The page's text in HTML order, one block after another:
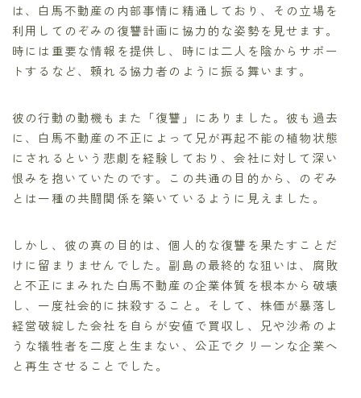
は、白馬不動産の内部事情に精通しており、その立場を
利用してのぞみの復讐計画に協力的な姿勢を見せます。
時には重要な情報を提供し、時には二人を陰からサポー
トするなど、頼れる協力者のように振る舞います。
彼の行動の動機もまた「復讐」にありました。彼も過去
に、白馬不動産の不正によって兄が再起不能の植物状態
にされるという悲劇を経験しており、会社に対して深い
恨みを抱いていたのです。この共通の目的から、のぞみ
とは一種の共闘関係を築いているように見えました。
しかし、彼の真の目的は、個人的な復讐を果たすことだ
けに留まりませんでした。副島の最終的な狙いは、腐敗
と不正にまみれた白馬不動産の企業体質を根本から破壊
し、一度社会的に抹殺すること。そして、株価が暴落し
経営破綻した会社を自らが安値で買収し、兄や沙希のよ
うな犠牲者を二度と生まない、公正でクリーンな企業へ
と再生させることでした。